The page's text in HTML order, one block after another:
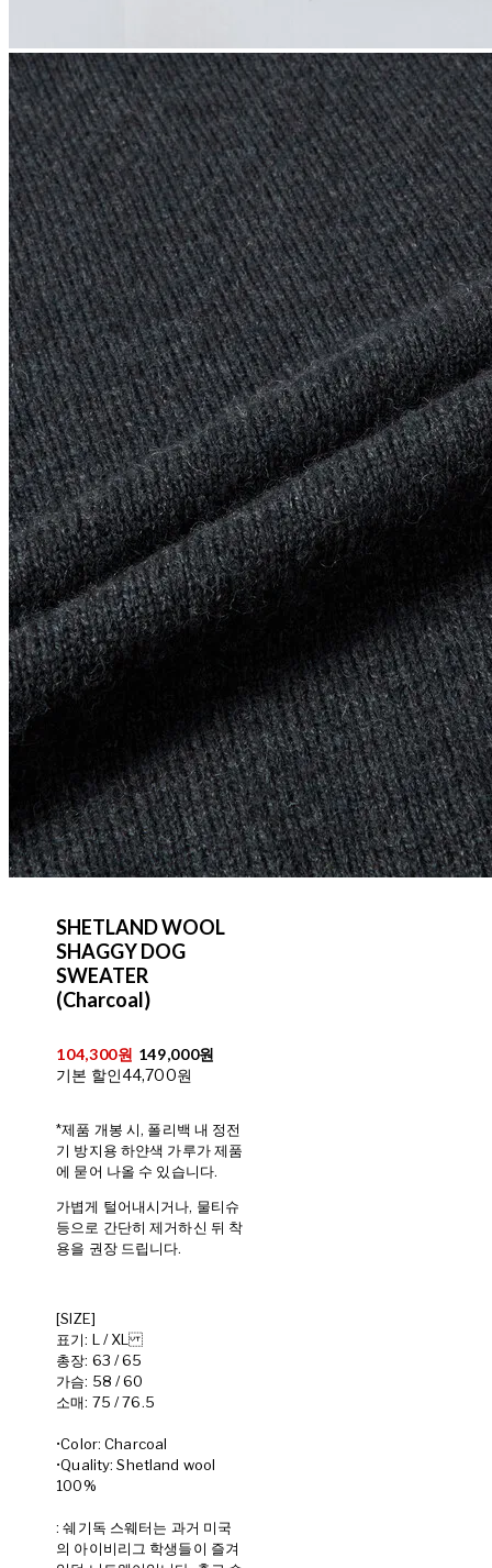
SHETLAND WOOL
SHAGGY DOG
SWEATER
(Charcoal)
104,300원 149,000원
기본 할인44,700원
*제품 개봉 시, 폴리백 내 정전
기 방지용 하얀색 가루가 제품
에 묻어 나올 수 있습니다.
가볍게 털어내시거나, 물티슈
등으로 간단히 제거하신 뒤 착
용을 권장 드립니다.
[SIZE]
표기: L / XL
총장: 63 / 65
가슴: 58 / 60
소매: 75 / 76.5
•Color: Charcoal
•Quality: Shetland wool
100%
: 쉐기독 스웨터는 과거 미국
의 아이비리그 학생들이 즐겨